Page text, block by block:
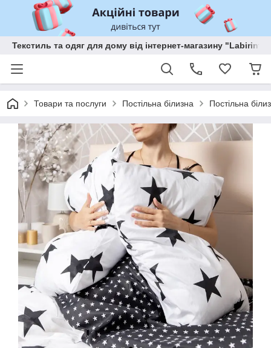
Текстиль та одяг для дому від інтернет-магазину "Labirint"
Товари та послуги Постільна білизна Постільна